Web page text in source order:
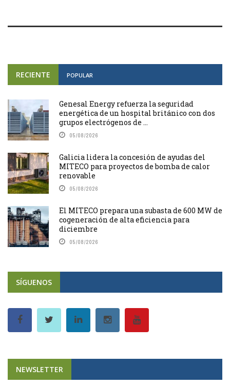
RECIENTE POPULAR
Genesal Energy refuerza la seguridad
energética de un hospital británico con dos
grupos electrógenos de ...
05/08/2026
Galicia lidera la concesión de ayudas del
MITECO para proyectos de bomba de calor
renovable
05/08/2026
El MITECO prepara una subasta de 600 MW de
cogeneración de alta eficiencia para
diciembre
05/08/2026
SÍGUENOS
NEWSLETTER